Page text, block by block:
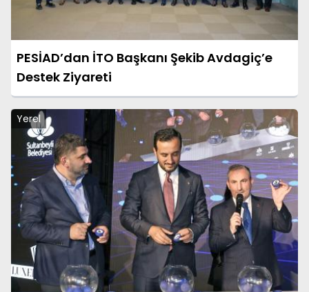
PESİAD’dan İTO Başkanı Şekib Avdagiç’e
Destek Ziyareti
Yerel